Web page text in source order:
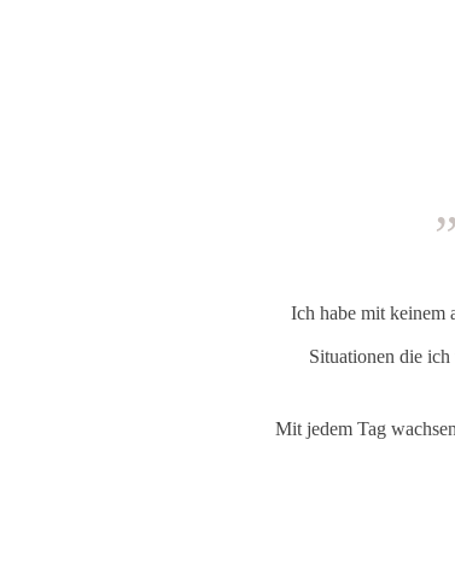
”
Ich habe mit keinem
Situationen die
Mit jedem Tag